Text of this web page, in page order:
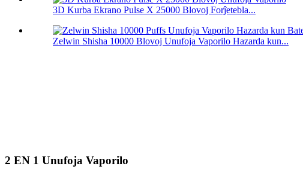
3D Kurba Ekrano Pulse X 25000 Blovoj Forĵetebla...
Zelwin Shisha 10000 Blovoj Unufoja Vaporilo Hazarda kun...
2 EN 1 Unufoja Vaporilo